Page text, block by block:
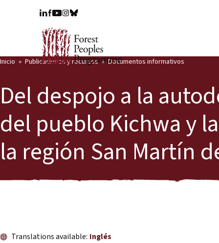
Inicio Publicaciones y recursos Documentos informativos
Del despojo a la
del pueblo Kichwa y
la región San Martín
Translations available: Inglés